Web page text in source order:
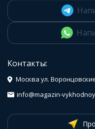
Контакты:
Москва ул.
info@magazin-